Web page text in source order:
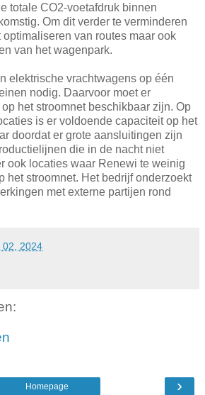
totale CO2-voetafdruk binnen
Om dit verder te verminderen
van routes maar ook
van het wagenpark.
elektrische vrachtwagens op één
nodig. Daarvoor moet er
het stroomnet beschikbaar zijn. Op
is er voldoende capaciteit op het
doordat er grote aansluitingen zijn
die in de nacht niet
ook locaties waar Renewi te weinig
het stroomnet. Het bedrijf onderzoekt
met externe partijen rond
02, 2024
›
Homepage